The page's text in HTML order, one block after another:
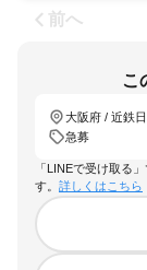
前へ
こ
大阪府 / 近鉄
急募
「LINEで受け取る
す。 詳しくはこちら